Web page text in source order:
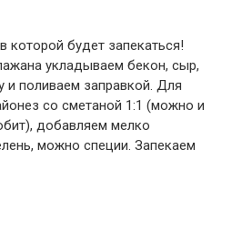
будет запекаться!
укладываем бекон, сыр,
и поливаем заправкой. Для
со сметаной 1:1 (можно и
добавляем мелко
можно специи. Запекаем